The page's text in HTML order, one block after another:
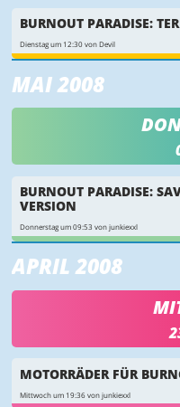
BURNOUT PARADISE:
Dienstag um 12:30 von Devil
MAI 2008
BURNOUT PARADISE:
VERSION
Donnerstag um 09:53 von junkiexxl
APRIL 2008
MOTORRÄDER FÜR
Mittwoch um 19:36 von junkiexxl